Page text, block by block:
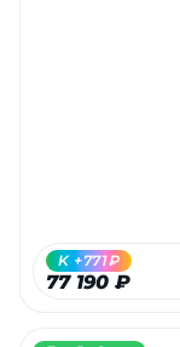
77 190 ₽
K +771₽